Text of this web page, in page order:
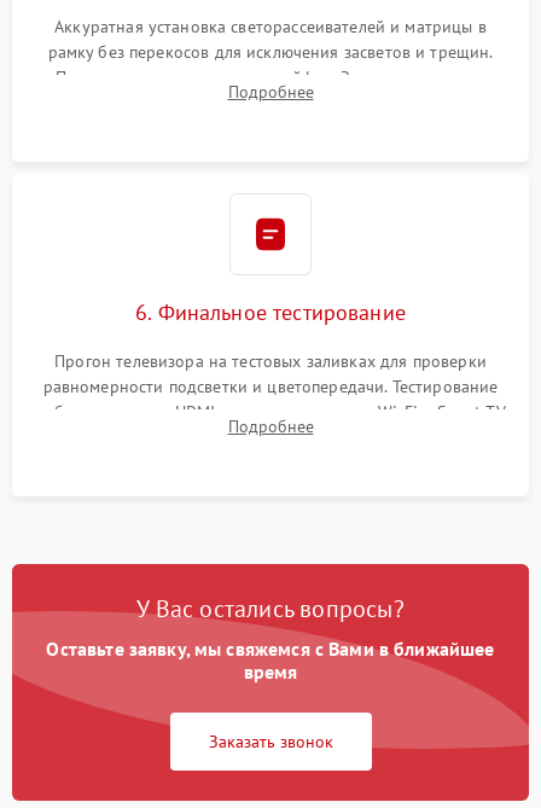
Аккуратная установка светорассеивателей и матрицы в
рамку без перекосов для исключения засветов и трещин.
Подключение внутренних шлейфов. Закрытие корпуса.
Сброс настроек и обновление программного обеспечения.
Подробнее
6. Финальное тестирование
Прогон телевизора на тестовых заливках для проверки
равномерности подсветки и цветопередачи. Тестирование
работы разъемов HDMI, динамиков, модуля Wi-Fi и Smart TV
в рабочем режиме в течение нескольких часов.
Подробнее
У Вас остались вопросы?
Оставьте заявку, мы свяжемся с Вами в ближайшее
время
Заказать звонок